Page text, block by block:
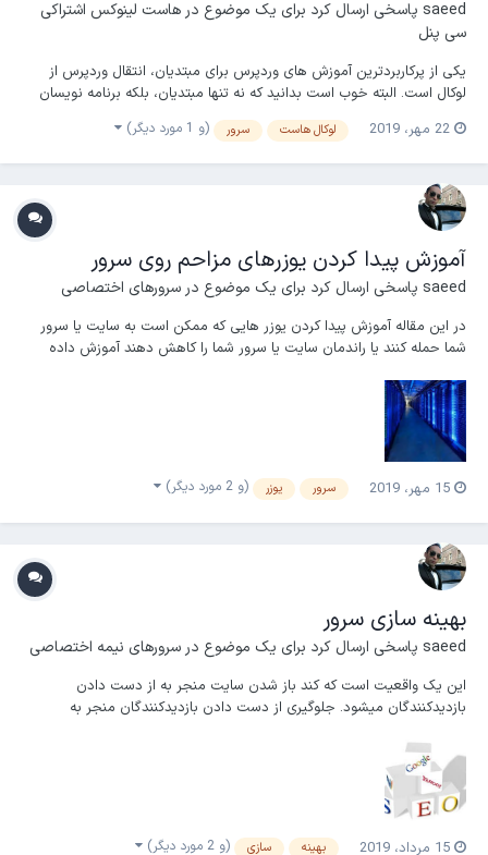
saeed پاسخی ارسال کرد برای یک موضوع در هاست لینوکس اشتراکی
سی پنل
یکی از پرکاربردترین آموزش های وردپرس برای مبتدیان، انتقال وردپرس از
لوکال است. البته خوب است بدانید که نه تنها مبتدیان، بلکه برنامه نویسان
بزرگ هم از روش انتقال وردپرس به هاست برای طراحی سایت استفاده می
کنند. چون به راحتی هر تغییری بخواهند در لوکال ایجاد می کنند و سایت
نهایی را بدون کمترین ایرادی تح...
22 مهر، 2019 لوکال هاست سرور (و 1 مورد دیگر)
آموزش پیدا کردن یوزرهای مزاحم روی سرور
saeed پاسخی ارسال کرد برای یک موضوع در سرورهای اختصاصی
در این مقاله آموزش پیدا کردن یوزر هایی که ممکن است به سایت یا سرور
شما حمله کنند یا راندمان سایت یا سرور شما را کاهش دهند آموزش داده
لذا کاربران هاست اشتراکی قابلیت انجام این کار را به دلیل بسته بودن
دسترسی SSH نخواهند داشت....
15 مهر، 2019 سرور یوزر (و 2 مورد دیگر)
بهینه سازی سرور
saeed پاسخی ارسال کرد برای یک موضوع در سرورهای نیمه اختصاصی
این یک واقعیت است که کند باز شدن سایت منجر به از دست دادن
بازدیدکنندگان میشود. جلوگیری از دست دادن بازدیدکنندگان منجر به
بازدیدکنندگان انتظار دارند سایت با سرعت بالا باز شود در مطالعات اخیر
نشان داده است که ۳۰ درصد از مشتریان انتظار دارند سایت...
15 مرداد، 2019 بهینه سازی (و 2 مورد دیگر)